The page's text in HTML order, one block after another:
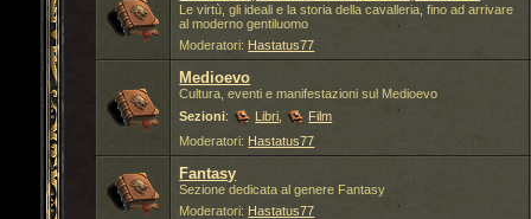
Le virtù, gli ideali e la storia della cavalleria, fino ad arrivare
al moderno gentiluomo
Moderatori: Hastatus77
Medioevo
Cultura, eventi e manifestazioni sul Medioevo
Sezioni: Libri
Film
Moderatori: Hastatus77
Fantasy
Sezione dedicata al genere Fantasy
Moderatori: Hastatus77